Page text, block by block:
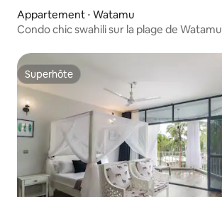
Appartement ⋅ Watamu
Condo chic swahili sur la plage de Watamu
Superhôte
Superhôte